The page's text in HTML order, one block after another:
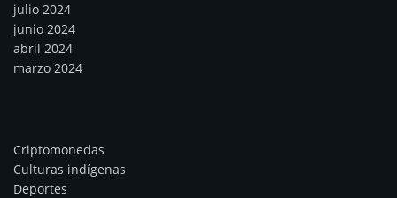
julio 2024
junio 2024
abril 2024
marzo 2024
Criptomonedas
Culturas indígenas
Deportes